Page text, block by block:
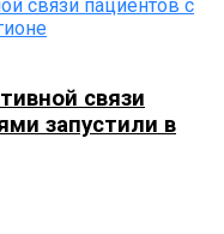
связи
запустили в